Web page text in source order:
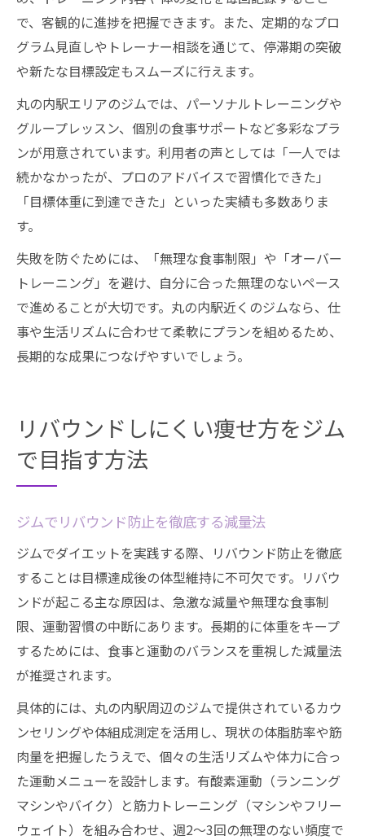
で、客観的に進捗を把握できます。また、定期的なプロ
グラム見直しやトレーナー相談を通じて、停滞期の突破
や新たな目標設定もスムーズに行えます。
丸の内駅エリアのジムでは、パーソナルトレーニングや
グループレッスン、個別の食事サポートなど多彩なプラ
ンが用意されています。利用者の声としては「一人では
続かなかったが、プロのアドバイスで習慣化できた」
「目標体重に到達できた」といった実績も多数ありま
す。
失敗を防ぐためには、「無理な食事制限」や「オーバー
トレーニング」を避け、自分に合った無理のないペース
で進めることが大切です。丸の内駅近くのジムなら、仕
事や生活リズムに合わせて柔軟にプランを組めるため、
長期的な成果につなげやすいでしょう。
リバウンドしにくい痩せ方をジム
で目指す方法
ジムでリバウンド防止を徹底する減量法
ジムでダイエットを実践する際、リバウンド防止を徹底
することは目標達成後の体型維持に不可欠です。リバウ
ンドが起こる主な原因は、急激な減量や無理な食事制
限、運動習慣の中断にあります。長期的に体重をキープ
するためには、食事と運動のバランスを重視した減量法
が推奨されます。
具体的には、丸の内駅周辺のジムで提供されているカウ
ンセリングや体組成測定を活用し、現状の体脂肪率や筋
肉量を把握したうえで、個々の生活リズムや体力に合っ
た運動メニューを設計します。有酸素運動（ランニング
マシンやバイク）と筋力トレーニング（マシンやフリー
ウェイト）を組み合わせ、週2〜3回の無理のない頻度で